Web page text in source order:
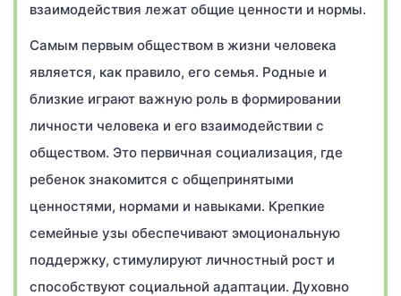
взаимодействия лежат общие ценности и нормы.
Самым первым обществом в жизни человека
является, как правило, его семья. Родные и
близкие играют важную роль в формировании
личности человека и его взаимодействии с
обществом. Это первичная социализация, где
ребенок знакомится с общепринятыми
ценностями, нормами и навыками. Крепкие
семейные узы обеспечивают эмоциональную
поддержку, стимулируют личностный рост и
способствуют социальной адаптации. Духовно